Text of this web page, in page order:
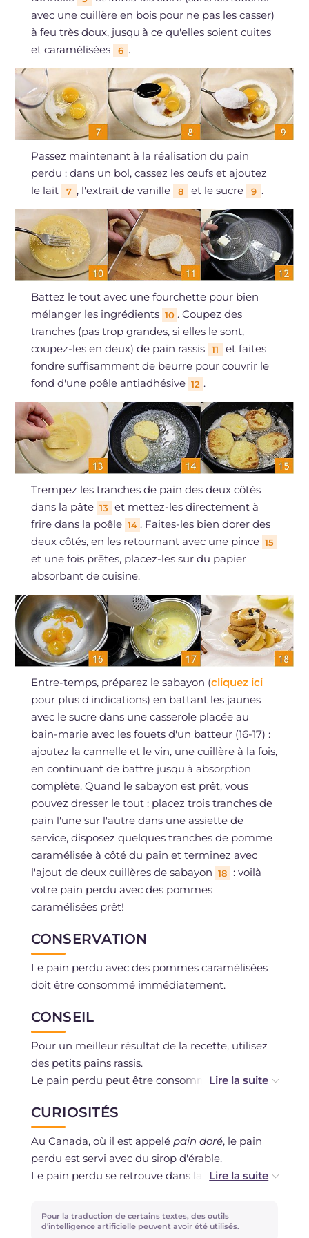
avec une cuillère en bois pour ne pas les casser)
à feu très doux, jusqu'à ce qu'elles soient cuites
et caramélisées
6 .
Passez maintenant à la réalisation du pain
perdu : dans un bol, cassez les œufs et ajoutez
le lait
7 , l'extrait de vanille 8 et le sucre 9 .
Battez le tout avec une fourchette pour bien
mélanger les ingrédients 10 . Coupez des
tranches (pas trop grandes, si elles le sont,
coupez-les en deux) de pain rassis
11
et faites
fondre suffisamment de beurre pour couvrir le
fond d'une poêle antiadhésive 12 .
Trempez les tranches de pain des deux côtés
dans la pâte 13
et mettez-les directement à
frire dans la poêle 14 . Faites-les bien dorer des
deux côtés, en les retournant avec une pince 15
et une fois prêtes, placez-les sur du papier
absorbant de cuisine.
Entre-temps, préparez le sabayon (cliquez ici
pour plus d'indications) en battant les jaunes
avec le sucre dans une casserole placée au
bain-marie avec les fouets d'un batteur (16-17) :
ajoutez la cannelle et le vin, une cuillère à la fois,
en continuant de battre jusqu'à absorption
complète. Quand le sabayon est prêt, vous
pouvez dresser le tout : placez trois tranches de
pain l'une sur l'autre dans une assiette de
service, disposez quelques tranches de pomme
caramélisée à côté du pain et terminez avec
l'ajout de deux cuillères de sabayon 18
: voilà
votre pain perdu avec des pommes
caramélisées prêt!
CONSERVATION
Le pain perdu avec des pommes caramélisées
doit être consommé immédiatement.
CONSEIL
Pour un meilleur résultat de la recette, utilisez
des petits pains rassis.
Le pain perdu peut être consommé seul ou
CURIOSITÉS
Au Canada, où il est appelé pain doré, le pain
perdu est servi avec du sirop d'érable.
Le pain perdu se retrouve dans la tradition
européens : en Angleterre, c'est le
french toast
en Espagne, il est appelétorrija; au Portugal,
Pour la traduction de certains textes, des outils
d'intelligence artificielle peuvent avoir été utilisés.